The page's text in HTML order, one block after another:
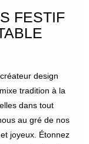
FESTIF
design
tradition à la
dans tout
au gré de nos
joyeux. Étonnez